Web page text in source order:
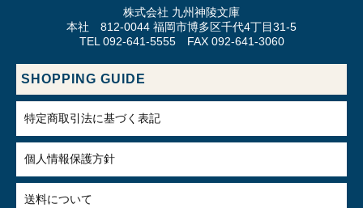
株式会社 九州神陵文庫
本社 812-0044 福岡市博多区千代4丁目31-5
TEL 092-641-5555 FAX 092-641-3060
SHOPPING GUIDE
特定商取引法に基づく表記
個人情報保護方針
送料について